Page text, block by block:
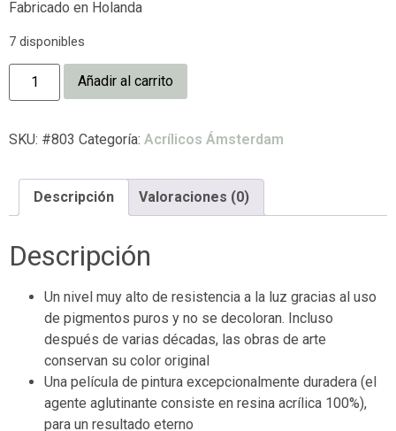
Fabricado en Holanda
7 disponibles
Añadir al carrito
SKU: #803 Categoría: Acrílicos Ámsterdam
Descripción Valoraciones (0)
Descripción
Un nivel muy alto de resistencia a la luz gracias al uso
de pigmentos puros y no se decoloran. Incluso
después de varias décadas, las obras de arte
conservan su color original
Una película de pintura excepcionalmente duradera (el
agente aglutinante consiste en resina acrílica 100%),
para un resultado eterno